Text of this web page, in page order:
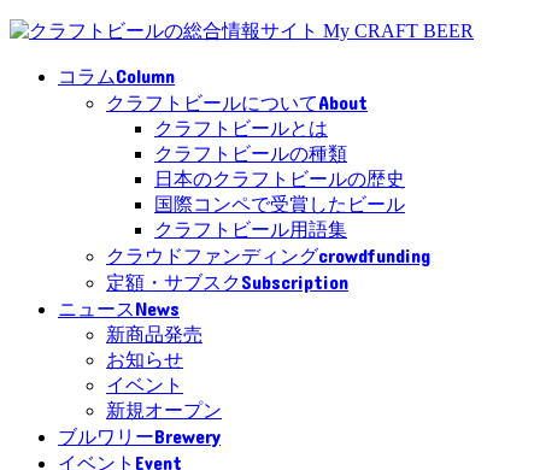
コラムColumn
クラフトビールについてAbout
クラフトビールとは
クラフトビールの種類
日本のクラフトビールの歴史
国際コンペで受賞したビール
クラフトビール用語集
クラウドファンディングcrowdfunding
定額・サブスクSubscription
ニュースNews
新商品発売
お知らせ
イベント
新規オープン
ブルワリーBrewery
イベント Event